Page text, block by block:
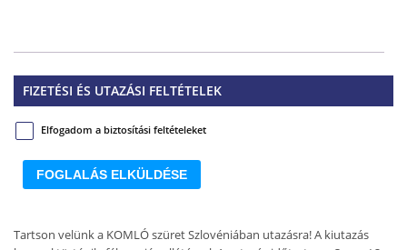
FIZETÉSI ÉS UTAZÁSI FELTÉTELEK
Elfogadom a biztosítási feltételeket
FOGLALÁS ELKÜLDÉSE
Tartson velünk a KOMLÓ szüret Szlovéniában utazásra! A kiutazás